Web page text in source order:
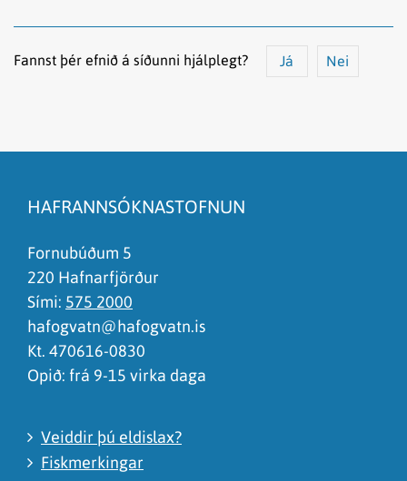
Fannst þér efnið á síðunni hjálplegt? Já Nei
Það er of mikið efni á síðunni
Ég skil ekki efnið, finnst það of flókið
HAFRANNSÓKNASTOFNUN
Fornubúðum 5
220 Hafnarfjörður
Sími: 575 2000
hafogvatn@hafogvatn.is
Kt. 470616-0830
Opið: frá 9-15 virka daga
Veiddir þú eldislax?
Fiskmerkingar